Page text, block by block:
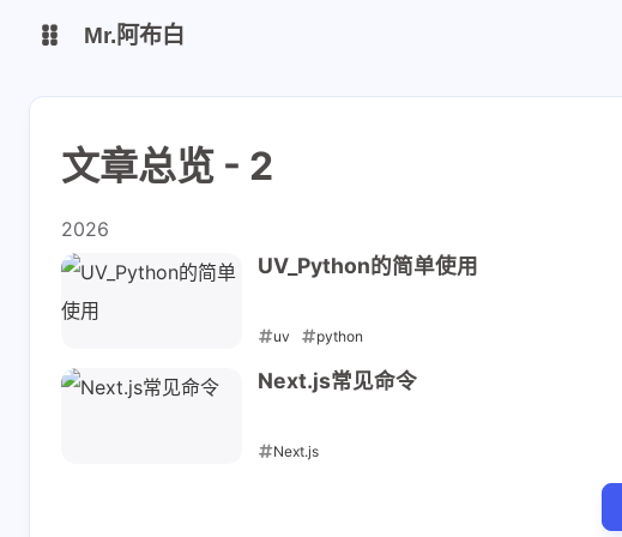
Mr.阿布白
文章总览 - 2
2026
UV_Python的简单使用
uv python
2026-03-21
Next.js常见命令
Next.js